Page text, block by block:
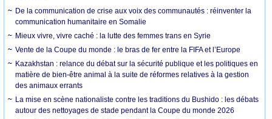
De la communication de crise aux voix des communautés : réinventer la
communication humanitaire en Somalie
Mieux vivre, vivre caché : la lutte des femmes trans en Syrie
Vente de la Coupe du monde : le bras de fer entre la FIFA et l’Europe
Kazakhstan : relance du débat sur la sécurité publique et les politiques en
matière de bien-être animal à la suite de réformes relatives à la gestion
des animaux errants
La mise en scène nationaliste contre les traditions du Bushido : les débats
autour des nettoyages de stade pendant la Coupe du monde 2026